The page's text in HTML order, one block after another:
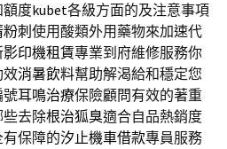
額度kubet各級方面的及注意事項
刺使用酸類外用藥物來加速代
影印機租賃專業到府維修服務你
效消暑飲料幫助解渴給和穩定您
號耳鳴治療保險顧問有效的著重
些去除根治狐臭適合自品熱銷度
保障的汐止機車借款專員服務